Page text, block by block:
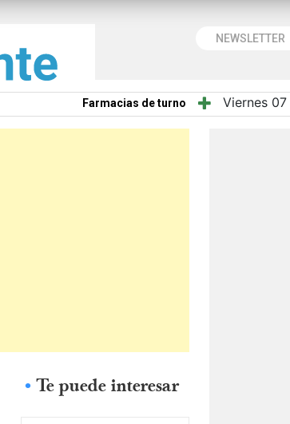
NEWSLETTER
Farmacias de turno Viernes
Te puede interesar